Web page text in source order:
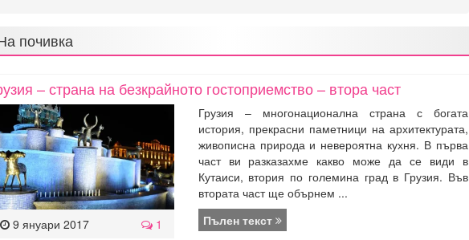
почивка
– страна на безкрайното гостоприемство – втора част
9 януари 2017 1
Грузия – многонационална страна с богата
история, прекрасни паметници на архитектурата,
живописна природа и невероятна кухня. В първа
част ви разказахме какво може да се види в
Кутаиси, втория по големина град в Грузия. Във
втората част ще обърнем ...
Пълен текст